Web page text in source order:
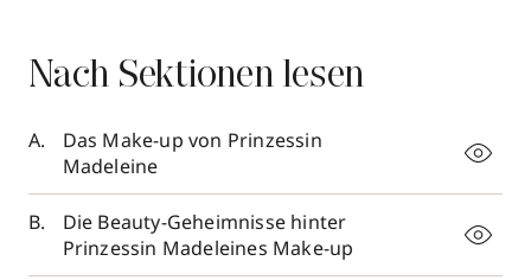
Nach Sektionen lesen
Das Make-up von Prinzessin
Madeleine
Die Beauty-Geheimnisse hinter
Prinzessin Madeleines Make-up